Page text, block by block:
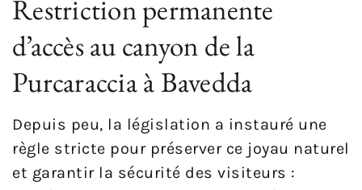
Restriction permanente
d’accès au canyon de la
Purcaraccia à Bavedda
Depuis peu, la législation a instauré une
règle stricte pour préserver ce joyau naturel
et garantir la sécurité des visiteurs :